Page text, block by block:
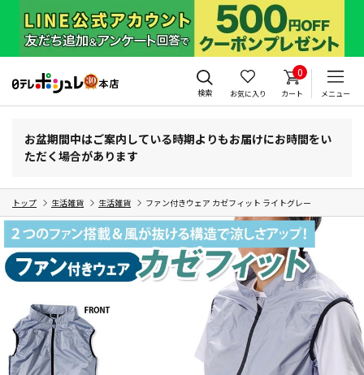
検索 お気に入り
0
カート メニュー
お盆期間中はご案内している時期よりもお届けにお時間をい
ただく場合があります
トップ 生活雑貨 生活雑貨 ファン付きウェア カゼフィット ライトグレー